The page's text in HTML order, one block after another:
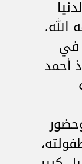
الله.
في
أحمد